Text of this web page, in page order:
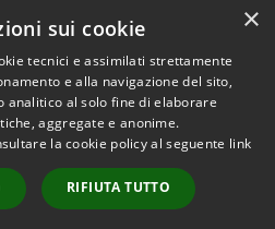
del sito
Copyright © 2026 • Comune di
Gualtieri • Powered by
Municipium•
Accesso
redazione
×
sui cookie
tecnici e assimilati strettamente
e alla navigazione del sito,
analitico al solo fine di elaborare
aggregate e anonime.
la cookie policy al seguente link
RIFIUTA TUTTO